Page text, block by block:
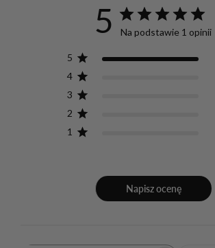
5 Na podstawie 1 opinii
5
4
3
2
1
Napisz ocenę